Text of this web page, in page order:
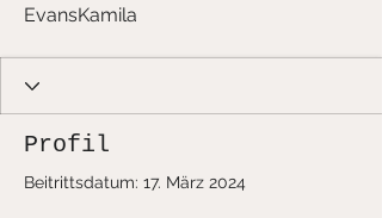
EvansKamila
Profil
Beitrittsdatum: 17. März 2024